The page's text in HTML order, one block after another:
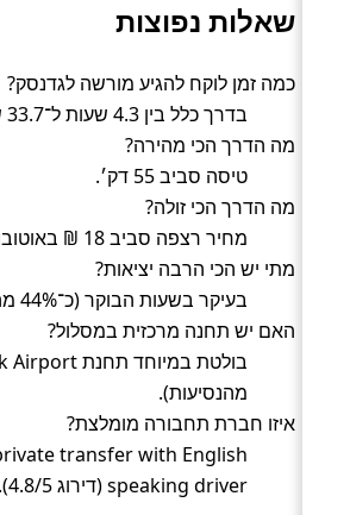
שאלות נפוצות
כמה זמן לוקח להגיע מורשה לגדנסק?
בדרך כלל בין 4.3 שעות ל־33.7 שעות (אוטובוס).
מה הדרך הכי מהירה?
טיסה סביב 55 דק׳.
מה הדרך הכי זולה?
מחיר רצפה סביב 18 ₪ באוטובוס.
מתי יש הכי הרבה יציאות?
בעיקר בשעות הבוקר (כ־44% מהיציאות).
האם יש תחנה מרכזית במסלול?
מהנסיעות).
איזו חברת תחבורה מומלצת?
transfer with English
speaking driver (דירוג 4.8/5).